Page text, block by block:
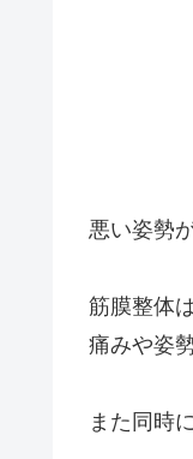
悪い姿勢
筋膜整体
痛みや姿
また同時